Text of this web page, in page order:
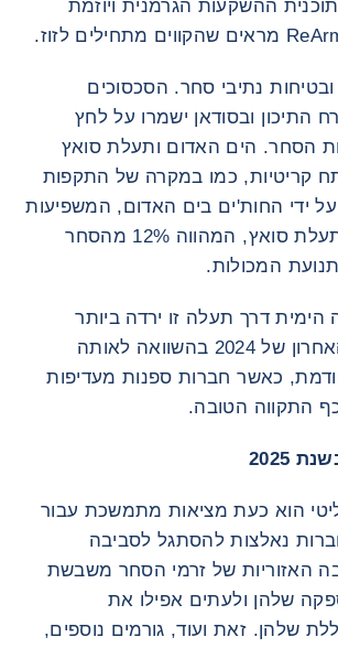
ההשקעות הגרמנית ויוזמת
ובטיחות נתיבי סחר. הסכסוכים
התיכון ובסודאן ישמרו על לחץ
הסחר. הים האדום ותעלת סואץ
קריטיות, כמו במקרה של התקפות
ידי החות'ים בים האדום, המשפיעות
על המעבר דרך תעלת סואץ, המהווה 12% מהסחר
דרך תעלה זו ירדה ביותר
מ-50% ברבעון האחרון של 2024 בהשוואה לאותה
כאשר חברות ספנות מעדיפות
התקווה הטובה.
2025
הוא כעת מציאות מתמשכת עבור
נאלצות להסתגל לסביבה
האזוריות של זרמי הסחר משבשת
שלהן ולעתים אפילו את
שלהן. זאת ועוד, גורמים נוספים,